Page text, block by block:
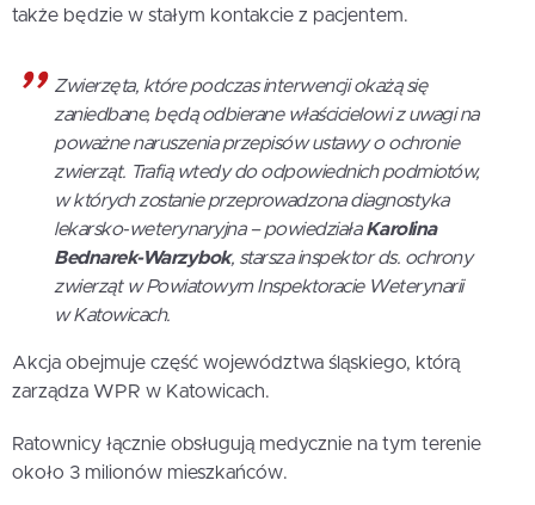
także będzie w stałym kontakcie z pacjentem.
Zwierzęta, które podczas interwencji okażą się
zaniedbane, będą odbierane właścicielowi z uwagi na
poważne naruszenia przepisów ustawy o ochronie
zwierząt. Trafią wtedy do odpowiednich podmiotów,
w których zostanie przeprowadzona diagnostyka
lekarsko-weterynaryjna – powiedziałaKarolina
Bednarek-Warzybok, starsza inspektor ds. ochrony
zwierząt w Powiatowym Inspektoracie Weterynarii
w Katowicach.
Akcja obejmuje część województwa śląskiego, którą
zarządza WPR w Katowicach.
Ratownicy łącznie obsługują medycznie na tym terenie
około 3 milionów mieszkańców.